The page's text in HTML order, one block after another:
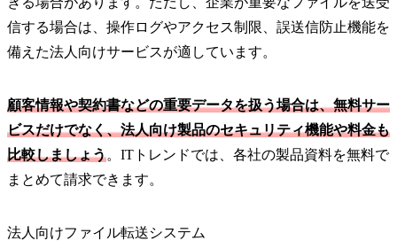
信する場合は、操作ログやアクセス制限、誤送信防止機能を
備えた法人向けサービスが適しています。
顧客情報や契約書などの重要データを扱う場合は、無料サー
ビスだけでなく、法人向け製品のセキュリティ機能や料金も
比較しましょう。ITトレンドでは、各社の製品資料を無料で
まとめて請求できます。
法人向けファイル転送システム